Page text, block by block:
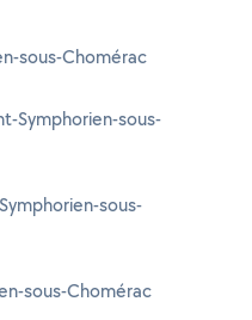
sous-Chomérac
Symphorien-sous-
sous-
sous-Chomérac